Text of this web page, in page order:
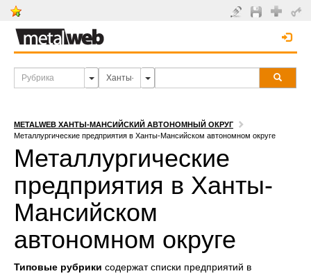
METALWEB ХАНТЫ-МАНСИЙСКИЙ АВТОНОМНЫЙ ОКРУГ
Металлургические предприятия в Ханты-Мансийском автономном округе
Металлургические
предприятия в Ханты-
Мансийском
автономном округе
Типовые рубрики содержат списки предприятий в